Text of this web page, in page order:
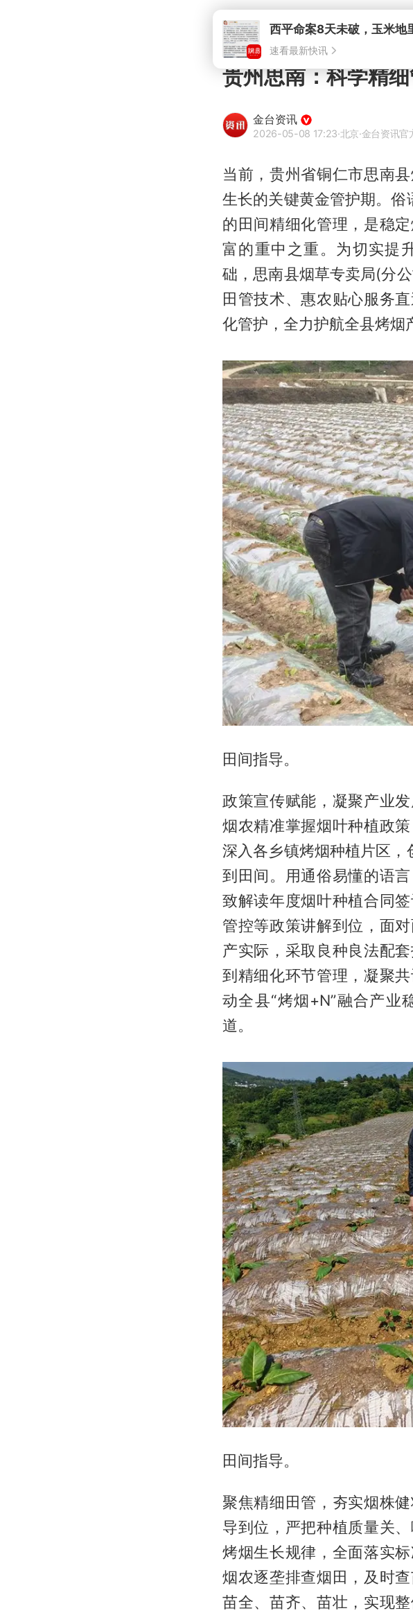
西平命案8天未破，玉米地
速看最新快讯
贵州思南：科学精
金台资讯
2026-05-08 17:23·北京·金台资讯官
当前，贵州省铜仁市思南
生长的关键黄金管护期。俗
的田间精细化管理，是稳
富的重中之重。为切实提
础，思南县烟草专卖局(分
田管技术、惠农贴心服务
化管护，全力护航全县烤烟
田间指导。
政策宣传赋能，凝聚产业
烟农精准掌握烟叶种植政
深入各乡镇烤烟种植片区，
到田间。用通俗易懂的语
致解读年度烟叶种植合同
管控等政策讲解到位，面
产实际，采取良种良法配
到精细化环节管理，凝聚
动全县“烤烟+N”融合产业
道。
田间指导。
聚焦精细田管，夯实烟株
导到位，严把种植质量关
烤烟生长规律，全面落实
烟农逐垄排查烟田，及时
苗全、苗齐、苗壮，实现